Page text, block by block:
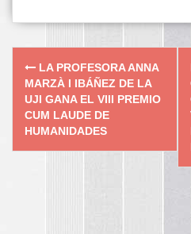
Post
navigation
LA PROFESORA ANNA
MARZÀ I IBÁÑEZ DE LA
UJI GANA EL VIII PREMIO
CUM LAUDE DE
HUMANIDADES